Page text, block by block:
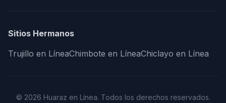
Sitios Hermanos
Trujillo en LíneaChimbote en LíneaChiclayo en Línea
© 2026 Huaraz en Línea. Todos los derechos reservados.